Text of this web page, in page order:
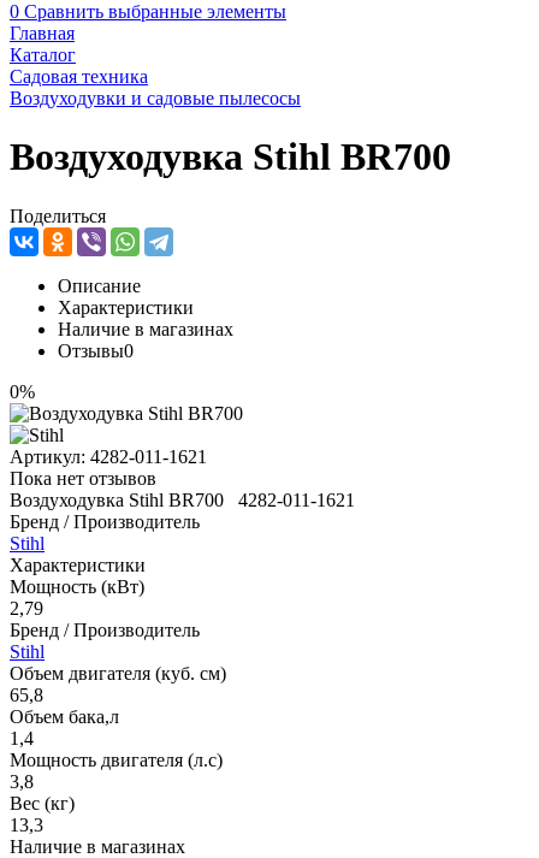
0 Сравнить выбранные элементы
Главная
Каталог
Садовая техника
Воздуходувки и садовые пылесосы
Воздуходувка Stihl BR700
Поделиться
Описание
Характеристики
Наличие в магазинах
Отзывы0
0%
Артикул: 4282-011-1621
Пока нет отзывов
Воздуходувка Stihl BR700 4282-011-1621
Бренд / Производитель
Stihl
Характеристики
Мощность (кВт)
2,79
Бренд / Производитель
Stihl
Объем двигателя (куб. см)
65,8
Объем бака,л
1,4
Мощность двигателя (л.с)
3,8
Вес (кг)
13,3
Наличие в магазинах